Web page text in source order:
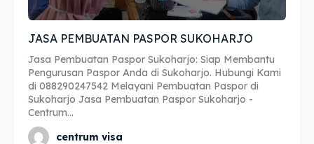
Asuransi
Blog
Asuransi
Blog
JASA PEMBUATAN PASPOR SUKOHARJO
Jasa Pembuatan Paspor Sukoharjo: Siap Membantu
Pengurusan Paspor Anda di Sukoharjo. Hubungi Kami
di 088290247542 Melayani Pembuatan Paspor di
Sukoharjo Jasa Pembuatan Paspor Sukoharjo -
Centrum...
centrum visa